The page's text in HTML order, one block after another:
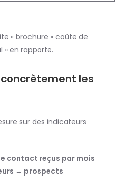
« brochure » coûte de
» en rapporte.
les
sur des indicateurs
contact reçus par mois
→ prospects